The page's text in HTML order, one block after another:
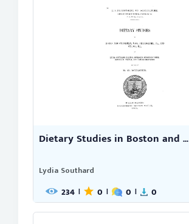
Dietary Studies in Boston and ...
Lydia Southard
234 | 0 | 0 | 0